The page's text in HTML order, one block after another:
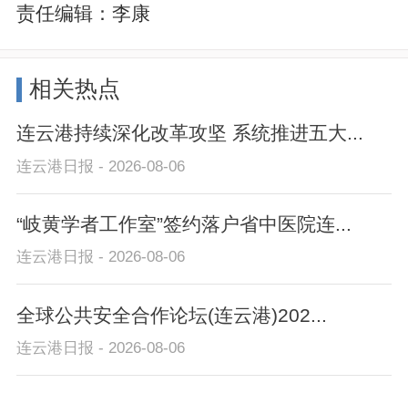
责任编辑：李康
相关热点
连云港持续深化改革攻坚 系统推进五大...
连云港日报 - 2026-08-06
“岐黄学者工作室”签约落户省中医院连...
连云港日报 - 2026-08-06
全球公共安全合作论坛(连云港)202...
连云港日报 - 2026-08-06